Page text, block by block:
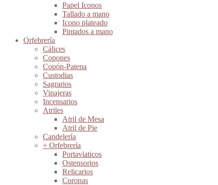
Papel Iconos
Tallado a mano
Icono plateado
Pintados a mano
Orfebrería
Cálices
Copones
Copón-Patena
Custodias
Sagrarios
Vinajeras
Incensarios
Atriles
Atril de Mesa
Atril de Pie
Candelería
+ Orfebrería
Portaviaticos
Ostensorios
Relicarios
Coronas